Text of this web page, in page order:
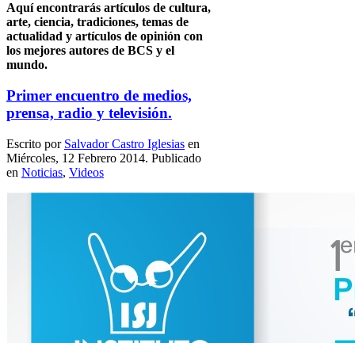
Aquí encontrarás artículos de cultura,
arte, ciencia, tradiciones, temas de
actualidad y artículos de opinión con
los mejores autores de BCS y el
mundo.
Primer encuentro de medios,
prensa, radio y televisión.
Escrito por Salvador Castro Iglesias en
Miércoles, 12 Febrero 2014. Publicado
en Noticias, Videos